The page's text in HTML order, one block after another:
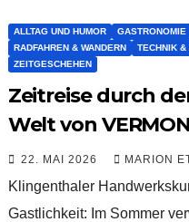
ALLTAG UND HUMOR GASTRONOMIE
RADFAHREN & WANDERN
TECHNIK &
ZEITGESCHEHEN
Zeitreise durch
Welt von
Profen
22. MAI 2026 MARION
Klingenthaler
Gastlichkeit: Im Sommer